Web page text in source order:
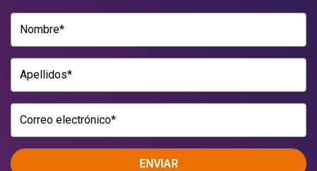
Nombre*
Apellidos*
Correo electrónico*
ENVIAR